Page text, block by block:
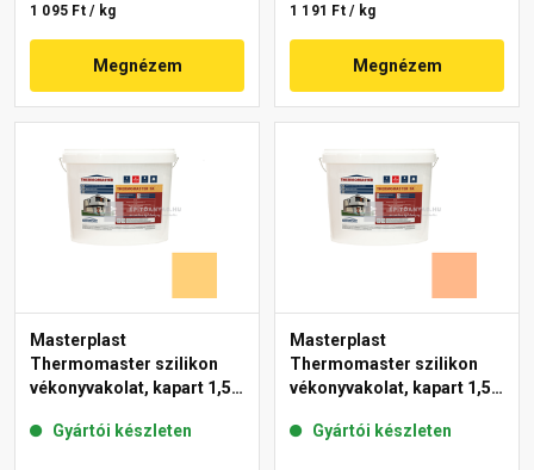
1 095 Ft / kg
Megnézem
1 191 Ft / kg
Megnézem
Masterplast
Thermomaster szilikon
vékonyvakolat, kapart 1,5
Gyártói készleten
Masterplast
Thermomaster szilikon
vékonyvakolat, kapart 1,5
Gyártói készleten